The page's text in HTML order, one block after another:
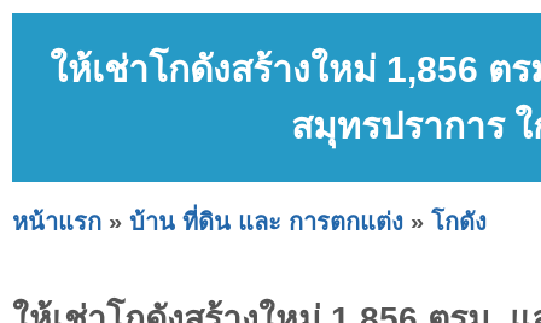
ให้เช่าโกดังสร้างใหม่ 1,856 ต
สมุทรปราการ
หน้าแรก » บ้าน ที่ดิน และ การตกแต่ง » โกดัง